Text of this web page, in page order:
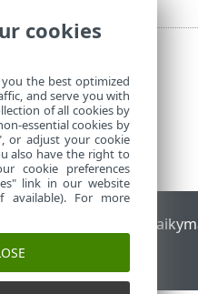
cookies
the best optimized
and serve you with
of all cookies by
essential cookies by
or adjust your cookie
also have the right to
cookie preferences
link in our website
For more